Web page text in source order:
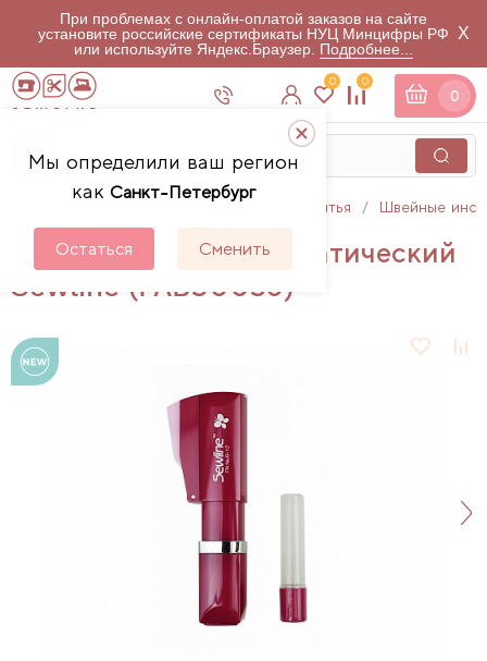
При проблемах с онлайн-оплатой заказов на сайте
установите российские сертификаты НУЦ Минцифры РФ
или используйте Яндекс.Браузер. Подробнее...
X
Мы определили ваш регион
как Санкт-Петербург
Остаться Сменить
0 0
0
Аксессуары для шитья Швейные
Нитезаправщик автоматический
Sewline (FAB50036)